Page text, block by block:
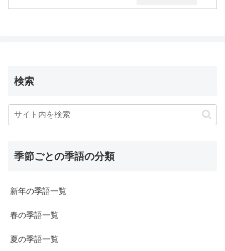
検索
季節ごとの季語の分類
新年の季語一覧
春の季語一覧
夏の季語一覧